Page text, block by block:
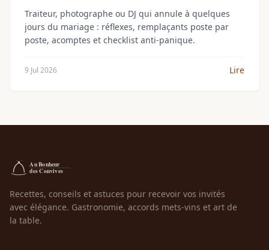
Traiteur, photographe ou DJ qui annule à quelques
jours du mariage : réflexes, remplaçants poste par
poste, acomptes et checklist anti-panique.
9 Jul 2026 Lire
Recettes, conseils et astuces pour recevoir vos invités
avec élégance. Gastronomie, accords mets-vins et art de
la table.